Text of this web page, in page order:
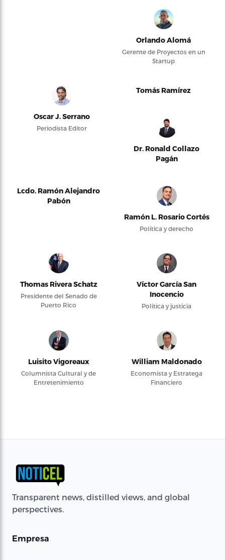
Orlando Alomá
Gerente de Proyectos en un
Startup
Oscar J. Serrano
Periodista Editor
Tomás Ramírez
Dr. Ronald Collazo
Pagán
Lcdo. Ramón Alejandro
Pabón
Ramón L. Rosario Cortés
Política y derecho
Thomas Rivera Schatz
Presidente del Senado de
Puerto Rico
Víctor García San
Inocencio
Política y justicia
Luisito Vigoreaux
Columnista Cultural y de
Entretenimiento
William Maldonado
Economista y Estratega
Financiero
Transparent news, distilled views, and global
perspectives.
Empresa